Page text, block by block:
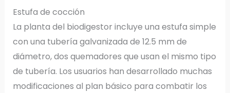
Estufa de cocción
La planta del biodigestor incluye una estufa simple
con una tubería galvanizada de 12.5 mm de
diámetro, dos quemadores que usan el mismo tipo
de tubería. Los usuarios han desarrollado muchas
modificaciones al plan básico para combatir los